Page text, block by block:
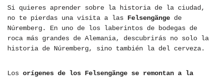
Si quieres aprender sobre la historia de la ciudad,
no te pierdas una visita a las Felsengänge de
Núremberg. En uno de los laberintos de bodegas de
roca más grandes de Alemania, descubrirás no solo la
historia de Núremberg, sino también la del cerveza.
Los orígenes de los Felsengänge se remontan a la